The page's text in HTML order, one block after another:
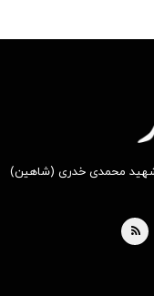
شهید محمدی خدری (شاهین)